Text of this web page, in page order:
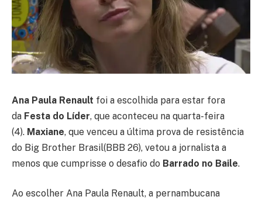
Ana Paula Renault foi a escolhida para estar fora
da Festa do Líder, que aconteceu na quarta-feira
(4). Maxiane, que venceu a última prova de resistência
do Big Brother Brasil(BBB 26), vetou a jornalista a
menos que cumprisse o desafio do Barrado no Baile.
Ao escolher Ana Paula Renault, a pernambucana